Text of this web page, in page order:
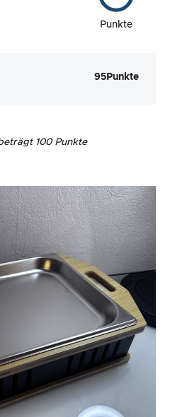
Punkte
95Punkte
100 Punkte